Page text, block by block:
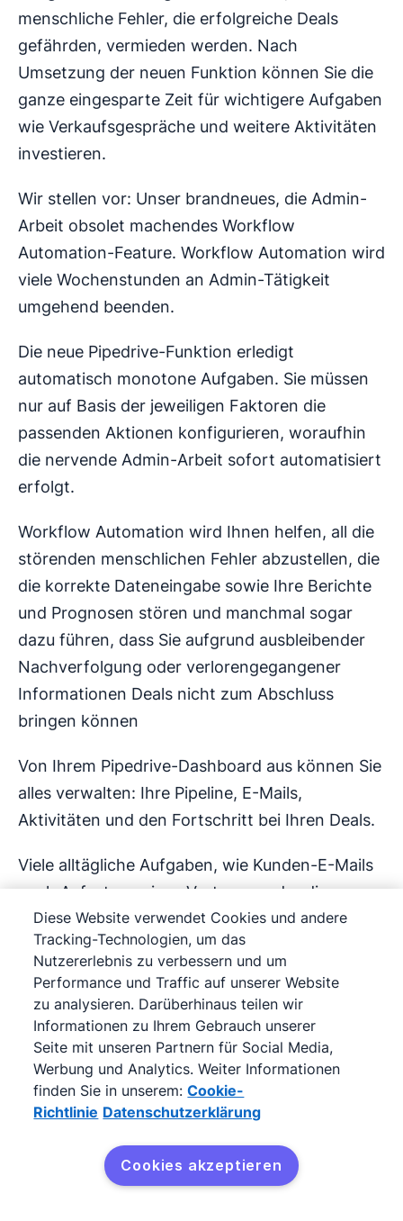
menschliche Fehler, die erfolgreiche Deals
gefährden, vermieden werden. Nach
Umsetzung der neuen Funktion können Sie die
ganze eingesparte Zeit für wichtigere Aufgaben
wie Verkaufsgespräche und weitere Aktivitäten
investieren.
Wir stellen vor: Unser brandneues, die Admin-
Arbeit obsolet machendes Workflow
Automation-Feature. Workflow Automation wird
viele Wochenstunden an Admin-Tätigkeit
umgehend beenden.
Die neue Pipedrive-Funktion erledigt
automatisch monotone Aufgaben. Sie müssen
nur auf Basis der jeweiligen Faktoren die
passenden Aktionen konfigurieren, woraufhin
die nervende Admin-Arbeit sofort automatisiert
erfolgt.
Workflow Automation wird Ihnen helfen, all die
störenden menschlichen Fehler abzustellen, die
die korrekte Dateneingabe sowie Ihre Berichte
und Prognosen stören und manchmal sogar
dazu führen, dass Sie aufgrund ausbleibender
Nachverfolgung oder verlorengegangener
Informationen Deals nicht zum Abschluss
bringen können
Von Ihrem Pipedrive-Dashboard aus können Sie
alles verwalten: Ihre Pipeline, E-Mails,
Aktivitäten und den Fortschritt bei Ihren Deals.
Viele alltägliche Aufgaben, wie Kunden-E-Mails
nach Aufsetzen eines Vertrages oder die
Erstellung von Follow-Ups, wiederholen sich
und sind zeitaufwändig - gerade, wenn Sie
diese Tätigkeiten mehrmals täglich erledigen.
Workflow Automation eliminiert diese
Aufgaben, indem sie diese für Sie erstellt. Sie
müssen nur die passenden Aktionen einstellen.
Dann können Sie sich zurücklehnen und dabei
zusehen, wie die Magie sich entfaltet.
Workflow Automation in 5 Schritten:Kostenlos teseten
Diese Website verwendet Cookies und andere
Tracking-Technologien, um das
Nutzererlebnis zu verbessern und um
Performance und Traffic auf unserer Website
zu analysieren. Darüberhinaus teilen wir
Informationen zu Ihrem Gebrauch unserer
Seite mit unseren Partnern für Social Media,
Werbung und Analytics. Weiter Informationen
finden Sie in unserem: Cookie-
Richtlinie Datenschutzerklärung
Cookies akzeptieren